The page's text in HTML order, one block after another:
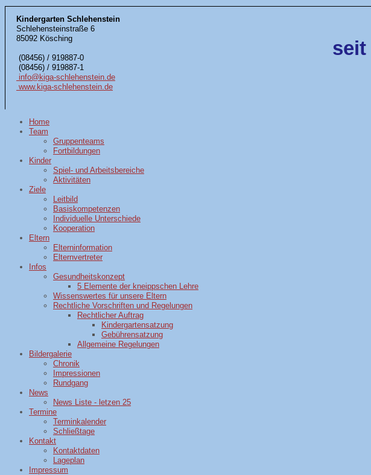
Kindergarten Schlehenstein
Schlehensteinstraße 6
85092 Kösching
(08456) / 919887-0
(08456) / 919887-1
info@kiga-schlehenstein.de
www.kiga-schlehenstein.de
seit
Home
Team
Gruppenteams
Fortbildungen
Kinder
Spiel- und Arbeitsbereiche
Aktivitäten
Ziele
Leitbild
Basiskompetenzen
Individuelle Unterschiede
Kooperation
Eltern
Elterninformation
Elternvertreter
Infos
Gesundheitskonzept
5 Elemente der kneippschen Lehre
Wissenswertes für unsere Eltern
Rechtliche Vorschriften und Regelungen
Rechtlicher Auftrag
Kindergartensatzung
Gebührensatzung
Allgemeine Regelungen
Bildergalerie
Chronik
Impressionen
Rundgang
News
News Liste - letzen 25
Termine
Terminkalender
Schließtage
Kontakt
Kontaktdaten
Lageplan
Impressum